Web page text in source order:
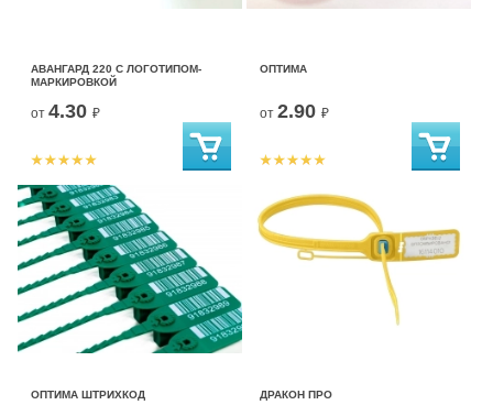
АВАНГАРД 220 С ЛОГОТИПОМ-
МАРКИРОВКОЙ
от 4.30 ₽
ОПТИМА
от 2.90 ₽
ОПТИМА ШТРИХКОД ДРАКОН ПРО